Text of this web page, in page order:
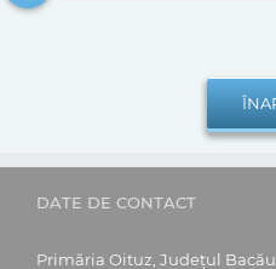
DATE DE CONTACT
Primăria Oituz, Județul Bacău